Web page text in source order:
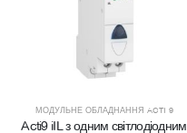
МОДУЛЬНЕ ОБЛАДНАННЯ ACTI 9
Acti9 iIL з одним світлодіодним